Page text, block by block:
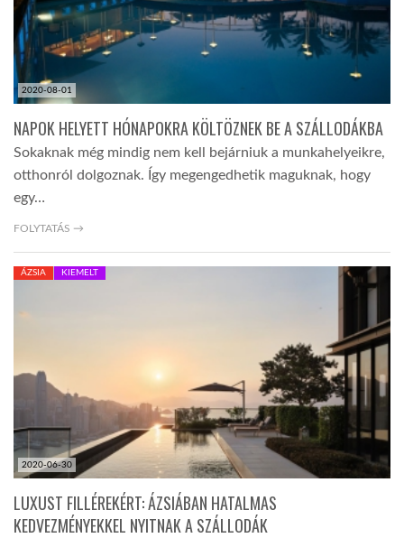
AFRIKA TUDÁSTÁR
A NAP SZÉPE
LINKTR.EE
DOBRAVERO.HU
GLOBOBOOK
2020-08-01
NAPOK HELYETT HÓNAPOKRA KÖLTÖZNEK BE A SZÁLLODÁKBA
Sokaknak még mindig nem kell bejárniuk a munkahelyeikre,
otthonról dolgoznak. Így megengedhetik maguknak, hogy
egy…
FOLYTATÁS →
2020-06-30
ÁZSIA KIEMELT
LUXUST FILLÉREKÉRT: ÁZSIÁBAN HATALMAS
KEDVEZMÉNYEKKEL NYITNAK A SZÁLLODÁK